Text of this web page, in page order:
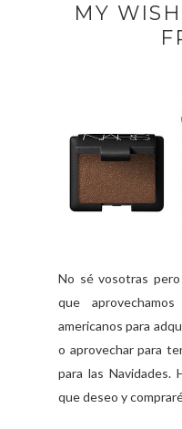
MY
No sé vosotras
que
americanos para
o aprovechar para
para las
que deseo y